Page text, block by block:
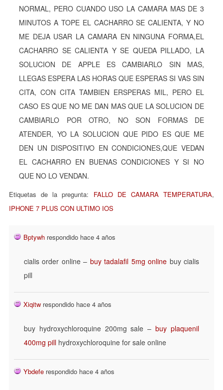
NORMAL, PERO CUANDO USO LA CAMARA MAS DE 3
MINUTOS A TOPE EL CACHARRO SE CALIENTA, Y NO
ME DEJA USAR LA CAMARA EN NINGUNA FORMA,EL
CACHARRO SE CALIENTA Y SE QUEDA PILLADO, LA
SOLUCION DE APPLE ES CAMBIARLO SIN MAS,
LLEGAS ESPERA LAS HORAS QUE ESPERAS SI VAS SIN
CITA, CON CITA TAMBIEN ERSPERAS MIL, PERO EL
CASO ES QUE NO ME DAN MAS QUE LA SOLUCION DE
CAMBIARLO POR OTRO, NO SON FORMAS DE
ATENDER, YO LA SOLUCION QUE PIDO ES QUE ME
DEN UN DISPOSITIVO EN CONDICIONES,QUE VEDAN
EL CACHARRO EN BUENAS CONDICIONES Y SI NO
QUE NO LO VENDAN.
Etiquetas de la pregunta: FALLO DE CAMARA TEMPERATURA,
IPHONE 7 PLUS CON ULTIMO IOS
Bptywh respondido hace 4 años
cialis order online – buy tadalafil 5mg online buy cialis
pill
Xiqitw respondido hace 4 años
buy hydroxychloroquine 200mg sale –buy plaquenil
400mg pill hydroxychloroquine for sale online
Ybdefe respondido hace 4 años